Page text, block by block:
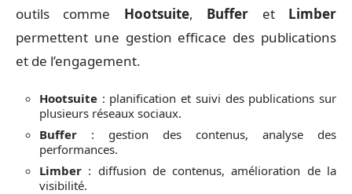
outils comme Hootsuite, Buffer et Limber
permettent une gestion efficace des publications
et de l’engagement.
Hootsuite : planification et suivi des publications sur
plusieurs réseaux sociaux.
Buffer : gestion des contenus, analyse des
performances.
Limber : diffusion de contenus, amélioration de la
visibilité.